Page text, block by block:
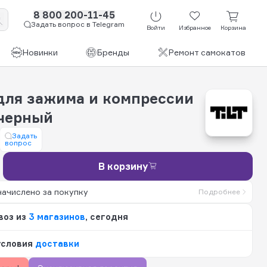
8 800 200-11-45
Задать вопрос в Telegram Войти Избранное Корзина
Новинки Бренды Ремонт самокатов
зажима и компрессии
Задать
вопрос
В корзину
за покупку Подробнее
из 3 магазинов, сегодня
доставки